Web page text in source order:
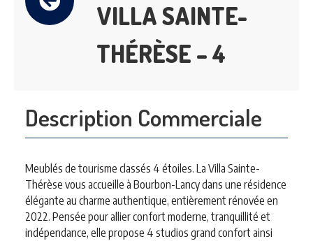
VILLA SAINTE-
THÉRÈSE – 4
Description Commerciale
Meublés de tourisme classés 4 étoiles. La Villa Sainte-
Thérèse vous accueille à Bourbon-Lancy dans une résidence
élégante au charme authentique, entièrement rénovée en
2022. Pensée pour allier confort moderne, tranquillité et
indépendance, elle propose 4 studios grand confort ainsi